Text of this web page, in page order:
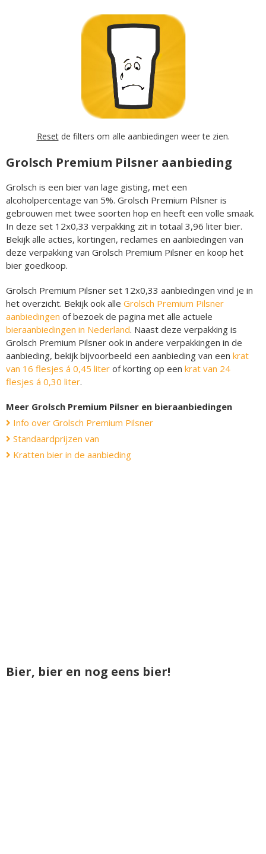
Resetde filters om alle aanbiedingen weer te zien.
Grolsch Premium Pilsner aanbieding
Grolsch is een bier van lage gisting, met een
alcoholpercentage van 5%. Grolsch Premium Pilsner is
gebrouwen met twee soorten hop en heeft een volle smaak.
In deze set 12x0,33 verpakking zit in totaal 3,96 liter bier.
Bekijk alle acties, kortingen, reclames en aanbiedingen van
deze verpakking van Grolsch Premium Pilsner en koop het
bier goedkoop.
Grolsch Premium Pilsner set 12x0,33 aanbiedingen vind je in
het overzicht. Bekijk ook alle Grolsch Premium Pilsner
aanbiedingen of bezoek de pagina met alle actuele
bieraanbiedingen in Nederland. Naast deze verpakking is
Grolsch Premium Pilsner ook in andere verpakkingen in de
aanbieding, bekijk bijvoorbeeld een aanbieding van een krat
van 16 flesjes á 0,45 liter of korting op een krat van 24
flesjes á 0,30 liter.
Meer Grolsch Premium Pilsner en bieraanbiedingen
Info over Grolsch Premium Pilsner
Standaardprijzen van
Kratten bier in de aanbieding
Bier, bier en nog eens bier!